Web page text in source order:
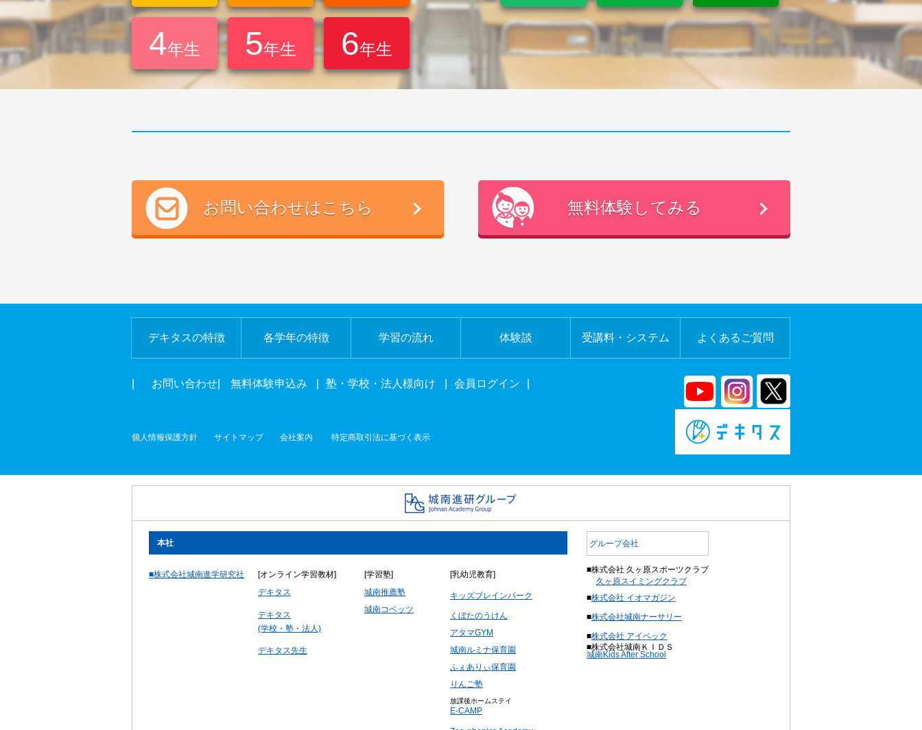
4年生 5年生 6年生
お問い合わせはこちら 無料体験してみる
デキタスの特徴 各学年の特徴 学習の流れ 体験談 受講料・システム よくあるご質問
お問い合わせ 無料体験申込み 塾・学校・法人様向け 会員ログイン
個人情報保護方針 サイトマップ 会社案内 特定商取引法に基づく表示
本社
■株式会社城南進学研究社
[オンライン学習教材]
デキタス
デキタス
(学校・塾・法人)
デキタス先生
[学習塾]
城南推薦塾
城南コベッツ
[乳幼児教育]
キッズブレインパーク
くぼたのうけん
アタマGYM
城南ルミナ保育園
ふぇありぃ保育園
りんご塾
放課後ホームステイ
E-CAMP
グループ会社
■株式会社 久ヶ原スポーツクラブ
久ヶ原スイミングクラブ
■株式会社 イオマガジン
■株式会社城南ナーサリー
■株式会社 アイベック
■株式会社城南ＫＩＤＳ
城南Kids After School